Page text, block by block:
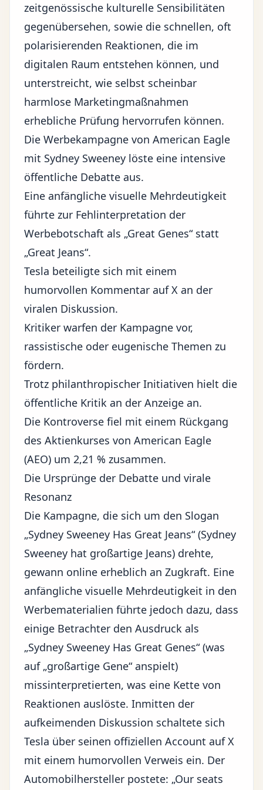
zeitgenössische kulturelle Sensibilitäten
gegenübersehen, sowie die schnellen, oft
polarisierenden Reaktionen, die im
digitalen Raum entstehen können, und
unterstreicht, wie selbst scheinbar
harmlose Marketingmaßnahmen
erhebliche Prüfung hervorrufen können.
Die Werbekampagne von American Eagle
mit Sydney Sweeney löste eine intensive
öffentliche Debatte aus.
Eine anfängliche visuelle Mehrdeutigkeit
führte zur Fehlinterpretation der
Werbebotschaft als „Great Genes“ statt
„Great Jeans“.
Tesla beteiligte sich mit einem
humorvollen Kommentar aufX an der
viralen Diskussion.
Kritiker warfen der Kampagne vor,
rassistische oder eugenische Themen zu
fördern.
Trotz philanthropischer Initiativen hielt die
öffentliche Kritik an der Anzeige an.
Die Kontroverse fiel mit einem Rückgang
des Aktienkurses von American Eagle
(AEO) um 2,21 % zusammen.
Die Ursprünge der Debatte und virale
Resonanz
Die Kampagne, die sich um den Slogan
„Sydney Sweeney Has Great Jeans“ (Sydney
Sweeney hat großartige Jeans) drehte,
gewann online erheblich an Zugkraft. Eine
anfängliche visuelle Mehrdeutigkeit in den
Werbematerialien führte jedoch dazu, dass
einige Betrachter den Ausdruck als
„Sydney Sweeney Has Great Genes“ (was
auf „großartige Gene“ anspielt)
missinterpretierten, was eine Kette von
Reaktionen auslöste. Inmitten der
aufkeimenden Diskussion schaltete sich
Tesla über seinen offiziellen Account aufX
mit einem humorvollen Verweis ein. Der
Automobilhersteller postete: „Our seats